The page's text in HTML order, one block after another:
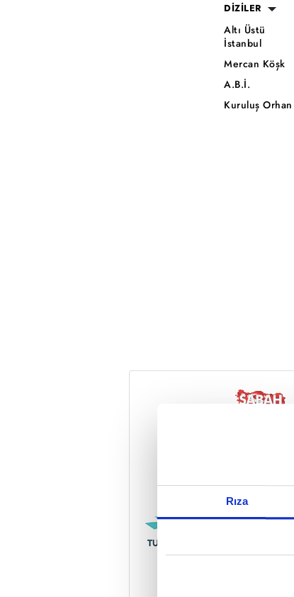
Rıza
Reddet
DİZİLER
Altı Üstü
İstanbul
Mercan Köşk
A.B.İ.
Kuruluş Orhan